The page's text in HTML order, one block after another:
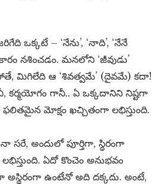
ఒక్కటే – ‘నేను’, ‘నాది’, ‘నేనే
నశించడం. మనలోని ‘జీవుడు’
మిగిలేది ఆ ‘శివత్వమే’ (దైవమే) కదా!
కర్మయోగం గానీ.. ఏ ఒక్కదానిని నిష్టగా
మోక్షం ఖచ్చితంగా లభిస్తుంది.
అందులో పూర్తిగా, స్థిరంగా
ఏదో కొంచెం అనుభవం
ఉంటేనో అది దక్కదు. అంటే,